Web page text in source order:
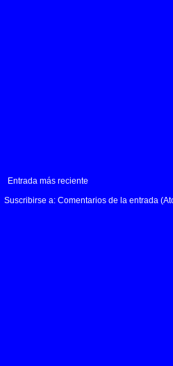
Entrada más reciente
Suscribirse a: Comentarios de la entrada